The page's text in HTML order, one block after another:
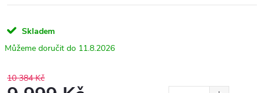
Skladem
11.8.2026
10 384 Kč